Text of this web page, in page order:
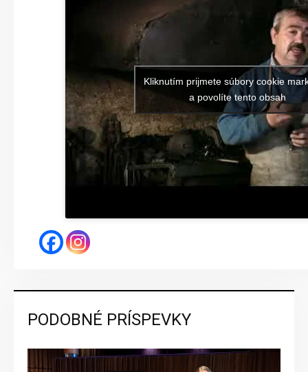
Kliknutím prijmete súbory cookie
a povolíte tento obsah
PODOBNÉ PRÍSPEVKY